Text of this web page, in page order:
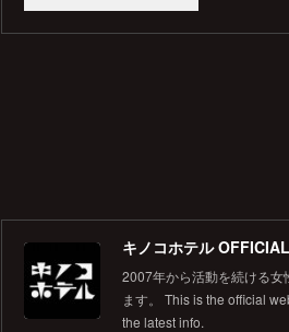
キノコホテル
2007年から活動を続ける女
ます。 This is the official
the latest info.